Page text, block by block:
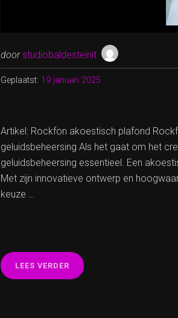
door studiobaldesteinit
Geplaatst: 19 januari 2025
Artikel: Rockfon akoestisch plafond
geluidsbeheersing Als het gaat om het
geluidsbeheersing essentieel. Een
Met zijn innovatieve ontwerp en
keuze …
LEES VERDER “OPTIMALISEER
DE